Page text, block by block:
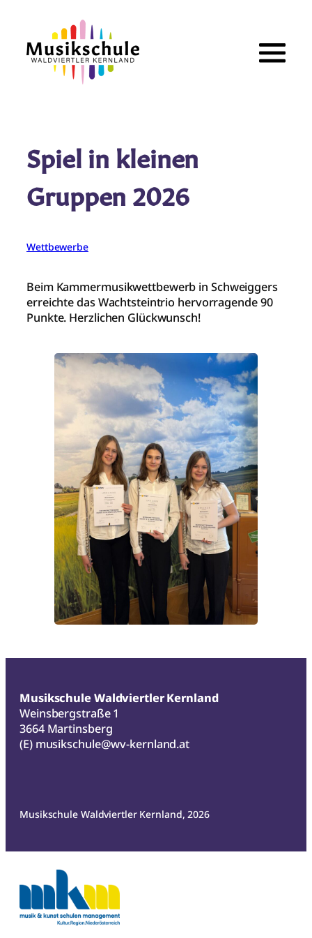
springen
Spiel in kleinen
Gruppen 2026
Wettbewerbe
Beim Kammermusikwettbewerb in Schweiggers
erreichte das Wachtsteintrio hervorragende 90
Punkte. Herzlichen Glückwunsch!
Musikschule Waldviertler Kernland
Weinsbergstraße 1
3664 Martinsberg
(E) musikschule@wv-kernland.at
Musikschule Waldviertler Kernland, 2026